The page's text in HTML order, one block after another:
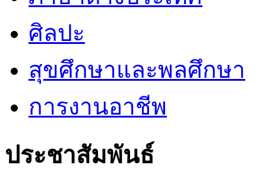
ศิลปะ
สุขศึกษาและพลศึกษา
การงานอาชีพ
ประชาสัมพันธ์